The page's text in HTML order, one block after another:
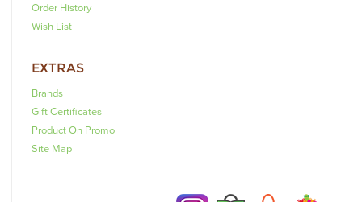
Order History
Wish List
EXTRAS
Brands
Gift Certificates
Product On Promo
Site Map